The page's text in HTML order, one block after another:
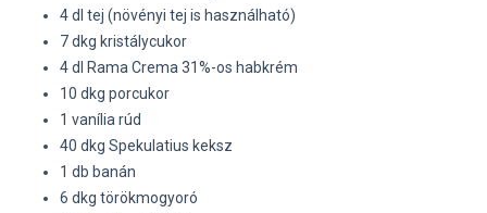
4 dl tej (növényi tej is használható)
7 dkg kristálycukor
4 dl Rama Crema 31%-os habkrém
10 dkg porcukor
1 vanília rúd
40 dkg Spekulatius keksz
1 db banán
6 dkg törökmogyoró